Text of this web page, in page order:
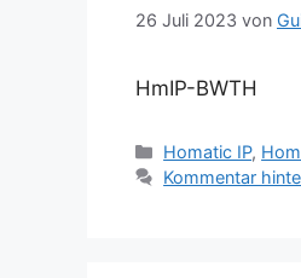
26 Juli 2023 von
HmIP-BWTH
Kategorien
Homatic IP,
Kommentar